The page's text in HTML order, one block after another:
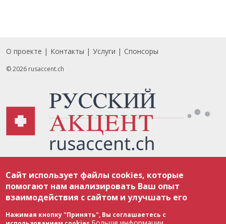
Footer
О проекте Контакты Услуги Спонсоры
© 2026 rusaccent.ch
соответствии с законодательством Швейцарии об авторском праве и
международными соглашениями. Полное или частичное использование
материалов возможно только с разрешения редакции. В случае полного
или частичного воспроизведения материалов сайта rusaccent.ch,
ОБЯЗАТЕЛЬНА АКТИВНАЯ ГИПЕРССЫЛКА на конкретный заимствованный
текст. Фотоизображения, размещенные редакцией rusaccent.ch, являются
ее исключительной собственностью. Полное или частичное
Сайт использует файлы cookies, которые
помогают нам анализировать Ваш опыт
взаимодействия с сайтом и улучшать его
Нажимая кнопку "Принять", Вы соглашаетесь с